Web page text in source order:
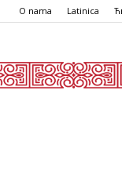
O nama Latinica